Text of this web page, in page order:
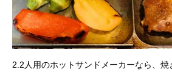
2.2人用のホットサンドメーカーなら、